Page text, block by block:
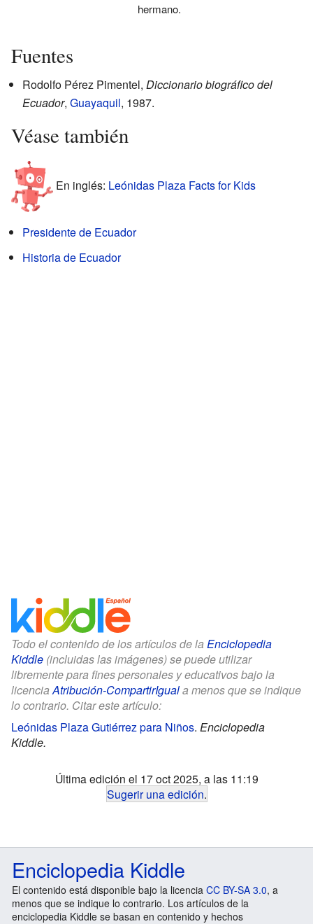
hermano.
Fuentes
Rodolfo Pérez Pimentel, Diccionario biográfico del
Ecuador, Guayaquil, 1987.
Véase también
En inglés: Leónidas Plaza Facts for Kids
Presidente de Ecuador
Historia de Ecuador
Todo el contenido de los artículos de la Enciclopedia
Kiddle (incluidas las imágenes) se puede utilizar
libremente para fines personales y educativos bajo la
licenciaAtribución-CompartirIguala menos que se indique
lo contrario. Citar este artículo:
Leónidas Plaza Gutiérrez para Niños. Enciclopedia
Kiddle.
Última edición el 17 oct 2025, a las 11:19
Sugerir una edición.
Enciclopedia Kiddle
El contenido está disponible bajo la licencia CC BY-SA 3.0, a
menos que se indique lo contrario. Los artículos de la
enciclopedia Kiddle se basan en contenido y hechos